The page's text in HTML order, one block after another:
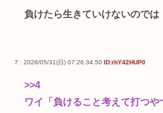
負けたら生きていけないのでは
7 : 2026/05/31(日) 07:26:34.50 ID:rhY42HUP0
>>4
ワイ「負けること考えて打つや